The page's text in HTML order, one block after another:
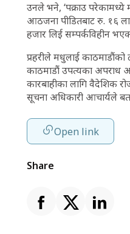
उनले भने, ‘पक्राउ परेकामध्ये
आठजना पीडितबाट रु. १६
हजार लिई सम्पर्कविहीन
प्रहरीले मधुलाई काठमाडौंको
काठमाडौं उपत्यका अपराध
कारबाहीका लागि वैदेशिक
सूचना अधिकारी आचार्यले
Open link
Share